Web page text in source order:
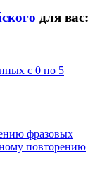
для вас:
с 0 по 5
фразовых
повторению